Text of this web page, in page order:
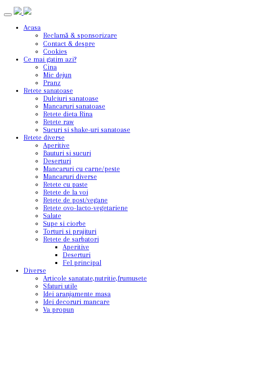
Acasa
Reclamă & sponsorizare
Contact & despre
Cookies
Ce mai gatim azi?
Cina
Mic dejun
Pranz
Retete sanatoase
Dulciuri sanatoase
Mancaruri sanatoase
Retete dieta Rina
Retete raw
Sucuri si shake-uri sanatoase
Retete diverse
Aperitive
Bauturi si sucuri
Deserturi
Mancaruri cu carne/peste
Mancaruri diverse
Retete cu paste
Retete de la voi
Retete de post/vegane
Retete ovo-lacto-vegetariene
Salate
Supe si ciorbe
Torturi si prajituri
Retete de sarbatori
Aperitive
Deserturi
Fel principal
Diverse
Articole sanatate,nutritie,frumusete
Sfaturi utile
Idei aranjamente masa
Idei decoruri mancare
Va propun